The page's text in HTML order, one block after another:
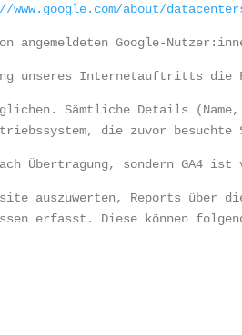
www.google.com/about/
Google-
unseres Internetauftritts die
Sämtliche Details
die zuvor
Übertragung, sondern GA4
auszuwerten, Reports
erfasst. Diese können